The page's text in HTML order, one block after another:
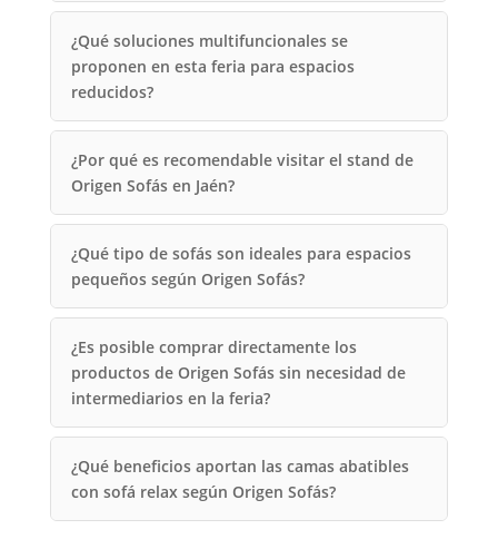
¿Qué soluciones multifuncionales se
proponen en esta feria para espacios
reducidos?
¿Por qué es recomendable visitar el stand de
Origen Sofás en Jaén?
¿Qué tipo de sofás son ideales para espacios
pequeños según Origen Sofás?
¿Es posible comprar directamente los
productos de Origen Sofás sin necesidad de
intermediarios en la feria?
¿Qué beneficios aportan las camas abatibles
con sofá relax según Origen Sofás?